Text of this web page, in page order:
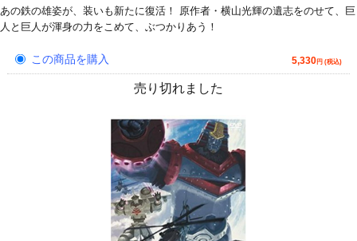
あの鉄の雄姿が、装いも新たに復活！ 原作者・横山光輝の遺志をのせて、巨
人と巨人が渾身の力をこめて、ぶつかりあう！
この商品を購入 5,330円 (税込)
売り切れました